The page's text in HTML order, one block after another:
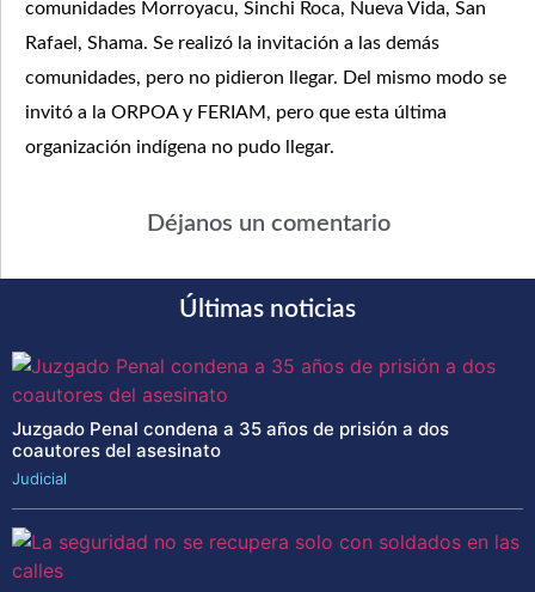
comunidades Morroyacu, Sinchi Roca, Nueva Vida, San
Rafael, Shama. Se realizó la invitación a las demás
comunidades, pero no pidieron llegar. Del mismo modo se
invitó a la ORPOA y FERIAM, pero que esta última
organización indígena no pudo llegar.
Déjanos un comentario
Últimas noticias
Juzgado Penal condena a 35 años de prisión a dos
coautores del asesinato
Judicial